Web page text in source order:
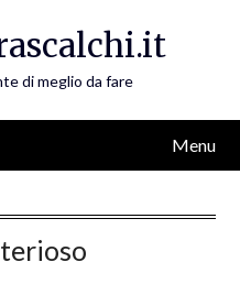
di meglio da fare
Menu